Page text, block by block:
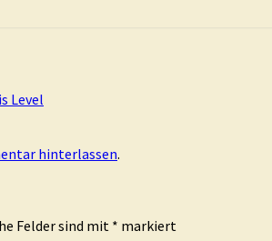
Level
hinterlassen.
Felder sind mit* markiert